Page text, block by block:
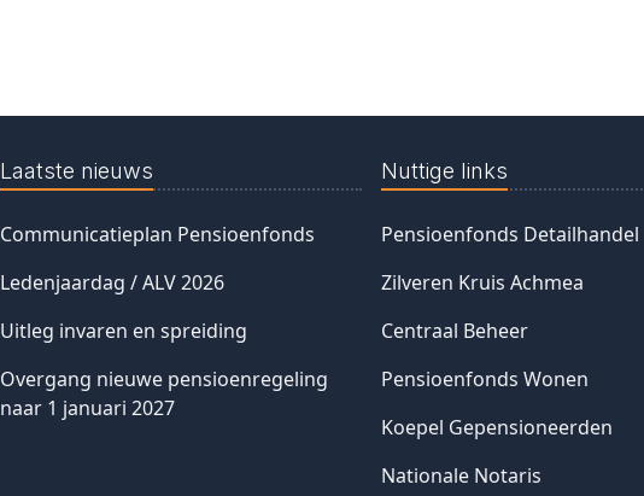
Laatste nieuws
Communicatieplan Pensioenfonds
Ledenjaardag / ALV 2026
Uitleg invaren en spreiding
Overgang nieuwe pensioenregeling
naar 1 januari 2027
Nuttige links
Pensioenfonds Detailhandel
Zilveren Kruis Achmea
Centraal Beheer
Pensioenfonds Wonen
Koepel Gepensioneerden
Nationale Notaris